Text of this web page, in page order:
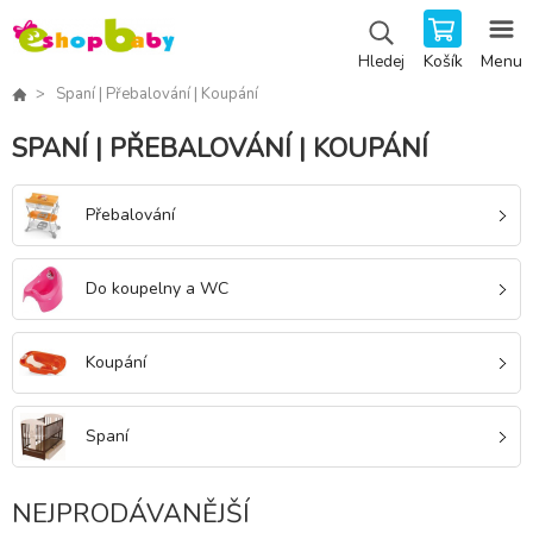
Hledej Košík Menu
Spaní | Přebalování | Koupání
SPANÍ | PŘEBALOVÁNÍ | KOUPÁNÍ
Přebalování
Do koupelny a WC
Koupání
Spaní
NEJPRODÁVANĚJŠÍ